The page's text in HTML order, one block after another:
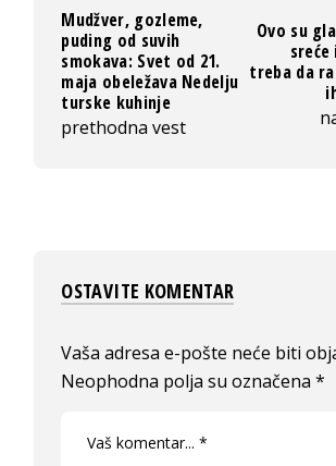
Mudžver, gozleme,
puding od suvih
smokava: Svet od 21.
maja obeležava Nedelju
turske kuhinje
prethodna vest
Ovo su
treba da
OSTAVITE KOMENTAR
Vaša adresa e-pošte neće biti
Neophodna polja su označena*